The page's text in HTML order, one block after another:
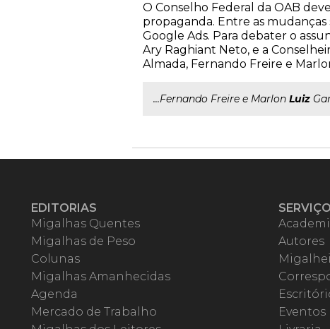
O Conselho Federal da OAB
propaganda. Entre as mudanças
Google Ads. Para debater o
Ary Raghiant Neto, e a
Almada, Fernando Freire e
...Fernando Freire e Marlon Luiz
EDITORIAS
Migalhas Quentes
Migalhas de Peso
Colunas
Migalhas Amanhecidas
Agenda
Mercado de Trabalho
Autores